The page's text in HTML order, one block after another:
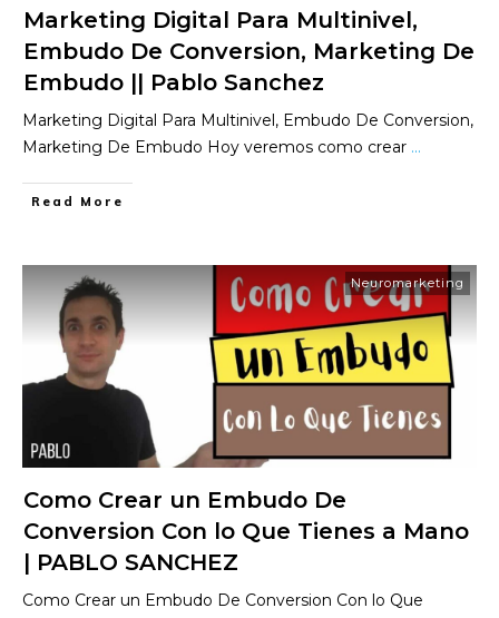
Marketing Digital Para Multinivel,
Embudo De Conversion, Marketing De
Embudo || Pablo Sanchez
Marketing Digital Para Multinivel, Embudo De Conversion,
Marketing De Embudo Hoy veremos como crear ...
​Read More
Neuromarketing
Como Crear un Embudo De
Conversion Con lo Que Tienes a Mano
| PABLO SANCHEZ
Como Crear un Embudo De Conversion Con lo Que